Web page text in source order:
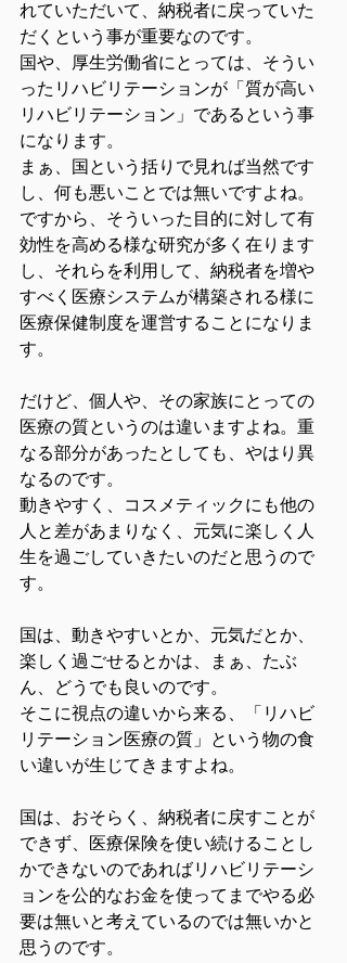
れていただいて、納税者に戻っていた
だくという事が重要なのです。
国や、厚生労働省にとっては、そうい
ったリハビリテーションが「質が高い
リハビリテーション」であるという事
になります。
まぁ、国という括りで見れば当然です
し、何も悪いことでは無いですよね。
ですから、そういった目的に対して有
効性を高める様な研究が多く在ります
し、それらを利用して、納税者を増や
すべく医療システムが構築される様に
医療保健制度を運営することになりま
す。
だけど、個人や、その家族にとっての
医療の質というのは違いますよね。重
なる部分があったとしても、やはり異
なるのです。
動きやすく、コスメティックにも他の
人と差があまりなく、元気に楽しく人
生を過ごしていきたいのだと思うので
す。
国は、動きやすいとか、元気だとか、
楽しく過ごせるとかは、まぁ、たぶ
ん、どうでも良いのです。
そこに視点の違いから来る、「リハビ
リテーション医療の質」という物の食
い違いが生じてきますよね。
国は、おそらく、納税者に戻すことが
できず、医療保険を使い続けることし
かできないのであればリハビリテーシ
ョンを公的なお金を使ってまでやる必
要は無いと考えているのでは無いかと
思うのです。